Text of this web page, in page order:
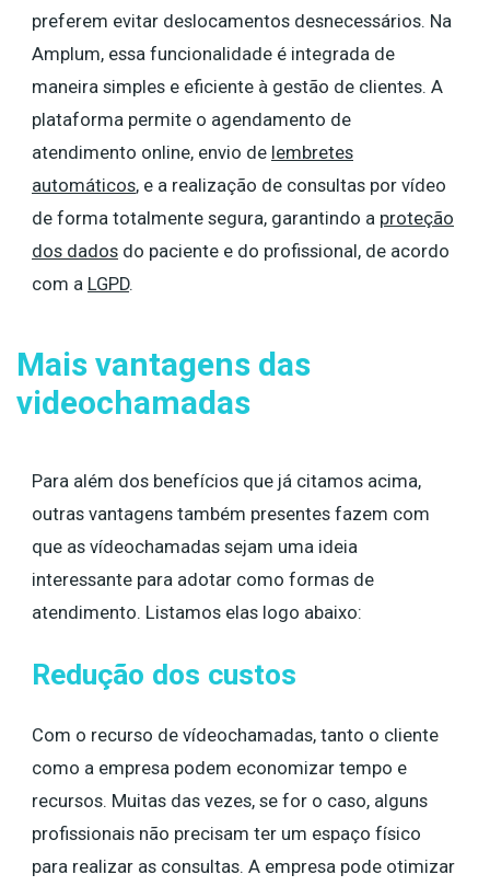
preferem evitar deslocamentos desnecessários. Na
Amplum, essa funcionalidade é integrada de
maneira simples e eficiente à gestão de clientes. A
plataforma permite o agendamento de
atendimento online, envio de lembretes
automáticos, e a realização de consultas por vídeo
de forma totalmente segura, garantindo a proteção
dos dados do paciente e do profissional, de acordo
com a LGPD.
Mais vantagens das
videochamadas
Para além dos benefícios que já citamos acima,
outras vantagens também presentes fazem com
que as vídeochamadas sejam uma ideia
interessante para adotar como formas de
atendimento. Listamos elas logo abaixo:
Redução dos custos
Com o recurso de vídeochamadas, tanto o cliente
como a empresa podem economizar tempo e
recursos. Muitas das vezes, se for o caso, alguns
profissionais não precisam ter um espaço físico
para realizar as consultas. A empresa pode otimizar